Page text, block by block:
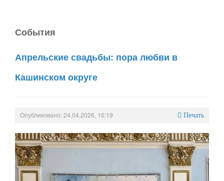
События
Апрельские свадьбы: пора любви в
Кашинском округе
Опубликовано: 24.04.2026, 16:19 Печать